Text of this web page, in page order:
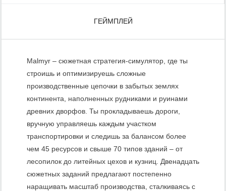
ГЕЙМПЛЕЙ
Malmyr – сюжетная стратегия-симулятор, где ты
строишь и оптимизируешь сложные
производственные цепочки в забытых землях
континента, наполненных рудниками и руинами
древних дворфов. Ты прокладываешь дороги,
вручную управляешь каждым участком
транспортировки и следишь за балансом более
чем 45 ресурсов и свыше 70 типов зданий – от
лесопилок до литейных цехов и кузниц. Двенадцать
сюжетных заданий предлагают постепенно
наращивать масштаб производства, сталкиваясь с